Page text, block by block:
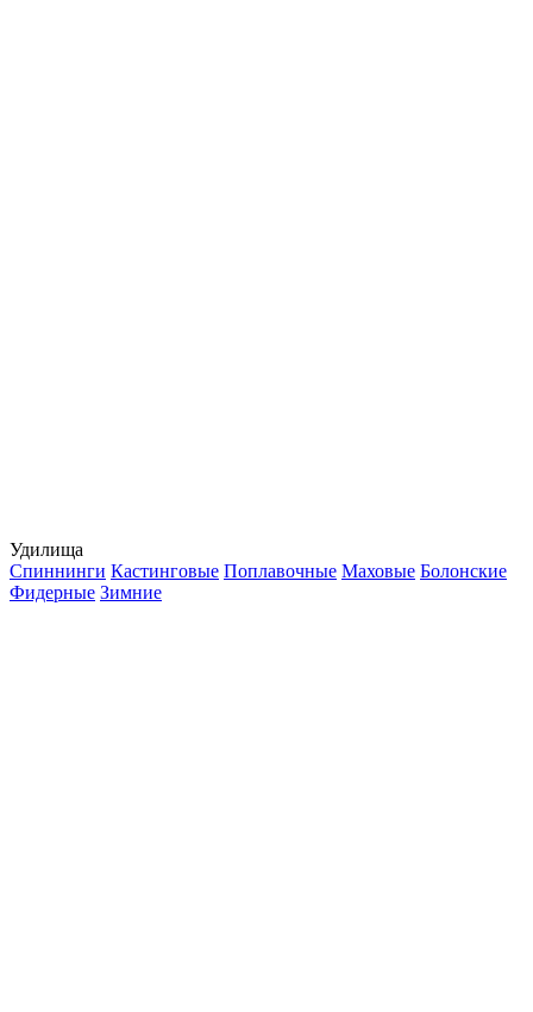
Удилища
Спиннинги Кастинговые Поплавочные Маховые Болонские
Фидерные Зимние